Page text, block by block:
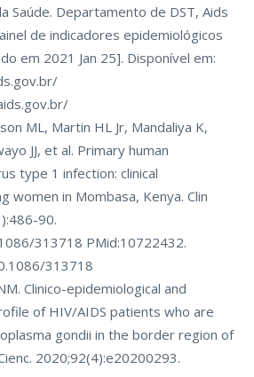
Saúde. Departamento de DST, Aids
de indicadores epidemiológicos
em 2021 Jan 25]. Disponível em:
ML, Martin HL Jr, Mandaliya K,
JJ, et al. Primary human
type 1 infection: clinical
women in Mombasa, Kenya. Clin
90.
313718 PMid:10722432.
313718
Clinico-epidemiological and
of HIV/AIDS patients who are
gondii in the border region of
2020;92(4):e20200293.